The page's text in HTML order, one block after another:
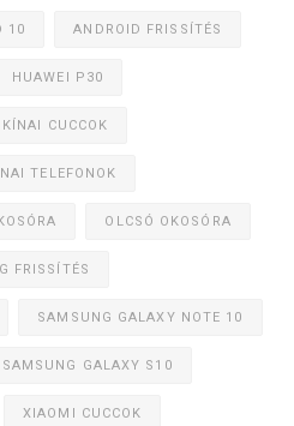
10 ANDROID FRISSÍTÉS
HUAWEI P30
KÍNAI CUCCOK
TELEFONOK
OLCSÓ OKOSÓRA
FRISSÍTÉS
SAMSUNG GALAXY NOTE 10
SAMSUNG GALAXY S10
XIAOMI CUCCOK